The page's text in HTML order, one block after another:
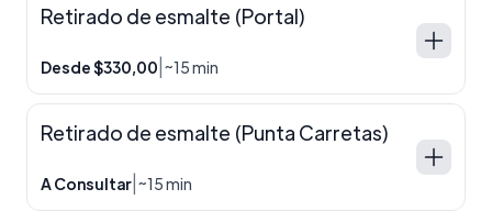
Retirado de esmalte (Portal)
Desde $330,00 ~15 min
Retirado de esmalte (Punta Carretas)
A Consultar ~15 min